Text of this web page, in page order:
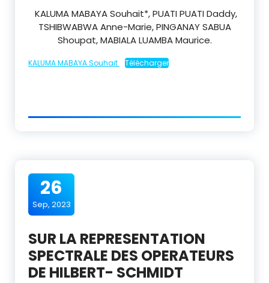
KALUMA MABAYA Souhait*,PUATI PUATI Daddy,
TSHIBWABWAAnne-Marie,PINGANAY SABUA
Shoupat,MABIALA LUAMBAMaurice.
KALUMA MABAYA Souhait Télécharger
26
Sep, 2023
SUR LA REPRESENTATION
SPECTRALE DES OPERATEURS
DE HILBERT- SCHMIDT